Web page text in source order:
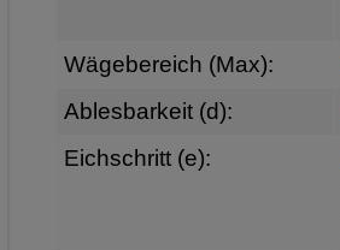
Wägebereich (Max):
Ablesbarkeit (d):
Eichschritt (e):